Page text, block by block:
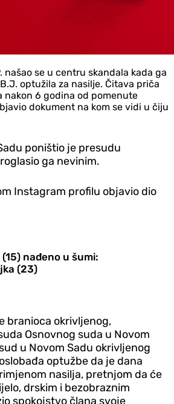
našao se u centru skandala kada ga
optužila za nasilje. Čitava priča
nakon 6 godina od pomenute
dokument na kom se vidi u čiju
poništio je presudu
ga nevinim.
Instagram profilu objavio dio
nađeno u šumi:
(23)
branioca okrivljenog,
Osnovnog suda u Novom
u Novom Sadu okrivljenog
optužbe da je dana
nasilja, pretnjom da će
drskim i bezobraznim
spokojstvo člana svoje